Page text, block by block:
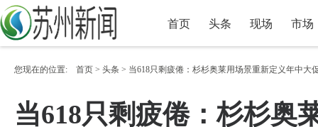
首页 头条 现场 市场
政策
您现在的位置: 首页 > 头条 > 当618只剩疲倦：杉杉奥莱用场景重新定义年中大
当618只剩疲倦：杉杉奥